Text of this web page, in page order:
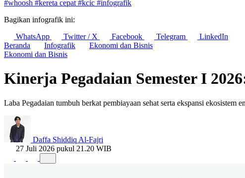
#whoosh #kereta cepat #kcic #infografik
Bagikan infografik ini:
WhatsApp
Twitter / X Facebook Telegram
LinkedIn
Beranda
Infografik
Ekonomi dan Bisnis
Ekonomi dan Bisnis
Kinerja Pegadaian Semester I
Laba Pegadaian tumbuh berkat pembiayaan sehat serta ekspansi ekosistem
Daffa Shiddiq Al-Fajri
27 Juli 2026 pukul 21.20 WIB